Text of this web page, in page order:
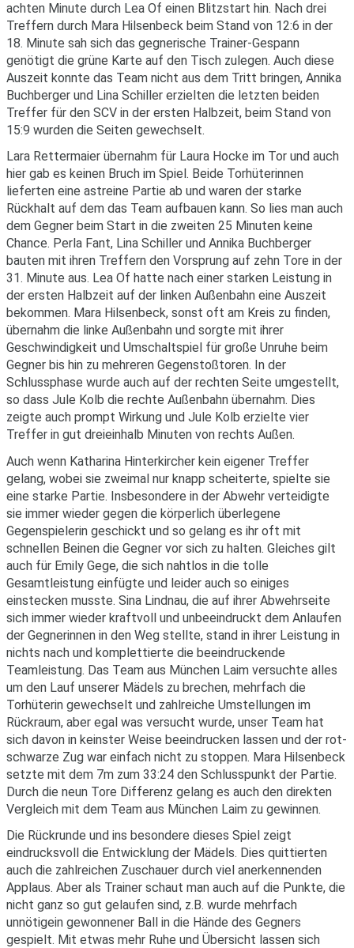
achten Minute durch Lea Of einen Blitzstart hin. Nach drei
Treffern durch Mara Hilsenbeck beim Stand von 12:6 in der
18. Minute sah sich das gegnerische Trainer-Gespann
genötigt die grüne Karte auf den Tisch zulegen. Auch diese
Auszeit konnte das Team nicht aus dem Tritt bringen, Annika
Buchberger und Lina Schiller erzielten die letzten beiden
Treffer für den SCV in der ersten Halbzeit, beim Stand von
15:9 wurden die Seiten gewechselt.
Lara Rettermaier übernahm für Laura Hocke im Tor und auch
hier gab es keinen Bruch im Spiel. Beide Torhüterinnen
lieferten eine astreine Partie ab und waren der starke
Rückhalt auf dem das Team aufbauen kann. So lies man auch
dem Gegner beim Start in die zweiten 25 Minuten keine
Chance. Perla Fant, Lina Schiller und Annika Buchberger
bauten mit ihren Treffern den Vorsprung auf zehn Tore in der
31. Minute aus. Lea Of hatte nach einer starken Leistung in
der ersten Halbzeit auf der linken Außenbahn eine Auszeit
bekommen. Mara Hilsenbeck, sonst oft am Kreis zu finden,
übernahm die linke Außenbahn und sorgte mit ihrer
Geschwindigkeit und Umschaltspiel für große Unruhe beim
Gegner bis hin zu mehreren Gegenstoßtoren. In der
Schlussphase wurde auch auf der rechten Seite umgestellt,
so dass Jule Kolb die rechte Außenbahn übernahm. Dies
zeigte auch prompt Wirkung und Jule Kolb erzielte vier
Treffer in gut dreieinhalb Minuten von rechts Außen.
Auch wenn Katharina Hinterkircher kein eigener Treffer
gelang, wobei sie zweimal nur knapp scheiterte, spielte sie
eine starke Partie. Insbesondere in der Abwehr verteidigte
sie immer wieder gegen die körperlich überlegene
Gegenspielerin geschickt und so gelang es ihr oft mit
schnellen Beinen die Gegner vor sich zu halten. Gleiches gilt
auch für Emily Gege, die sich nahtlos in die tolle
Gesamtleistung einfügte und leider auch so einiges
einstecken musste. Sina Lindnau, die auf ihrer Abwehrseite
sich immer wieder kraftvoll und unbeeindruckt dem Anlaufen
der Gegnerinnen in den Weg stellte, stand in ihrer Leistung in
nichts nach und komplettierte die beeindruckende
Teamleistung. Das Team aus München Laim versuchte alles
um den Lauf unserer Mädels zu brechen, mehrfach die
Torhüterin gewechselt und zahlreiche Umstellungen im
Rückraum, aber egal was versucht wurde, unser Team hat
sich davon in keinster Weise beeindrucken lassen und der rot-
schwarze Zug war einfach nicht zu stoppen. Mara Hilsenbeck
setzte mit dem 7m zum 33:24 den Schlusspunkt der Partie.
Durch die neun Tore Differenz gelang es auch den direkten
Vergleich mit dem Team aus München Laim zu gewinnen.
Die Rückrunde und ins besondere dieses Spiel zeigt
eindrucksvoll die Entwicklung der Mädels. Dies quittierten
auch die zahlreichen Zuschauer durch viel anerkennenden
Applaus. Aber als Trainer schaut man auch auf die Punkte, die
nicht ganz so gut gelaufen sind, z.B. wurde mehrfach
unnötigein gewonnener Ball in die Hände des Gegners
gespielt. Mit etwas mehr Ruhe und Übersicht lassen sich